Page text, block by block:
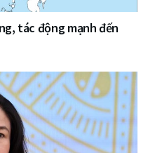
tác động mạnh đến